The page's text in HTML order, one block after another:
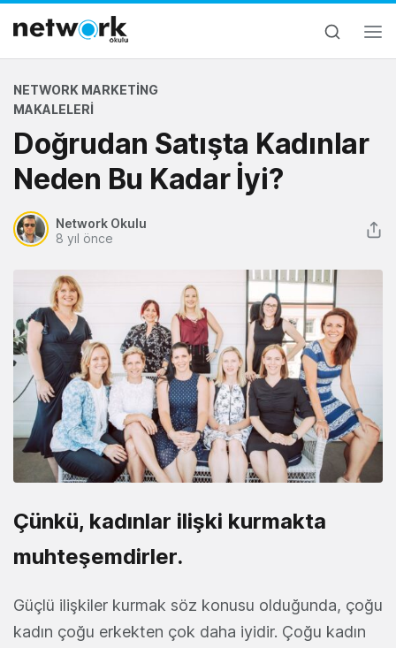
NETWORK MARKETING
MAKALELERI
Doğrudan Satışta Kadınlar
Neden Bu Kadar İyi?
Network Okulu
8 yıl önce
Çünkü, kadınlar ilişki kurmakta
muhteşemdirler.
Güçlü ilişkiler kurmak söz konusu olduğunda, çoğu
kadın çoğu erkekten çok daha iyidir. Çoğu kadın